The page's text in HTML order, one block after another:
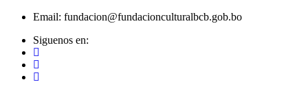
Email: fundacion@fundacionculturalbcb.gob.bo
Siguenos en: